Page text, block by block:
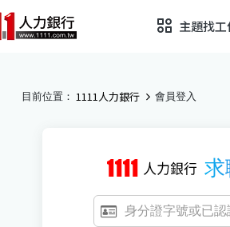
主題找工
目前位置： 1111人力銀行 會員登入
求